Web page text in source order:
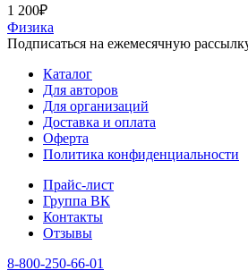
1 200₽
Физика
Подписаться на ежемесячную
Каталог
Для авторов
Для организаций
Доставка и оплата
Оферта
Политика конфиденциальности
Прайс-лист
Группа ВК
Контакты
Отзывы
8-800-250-66-01